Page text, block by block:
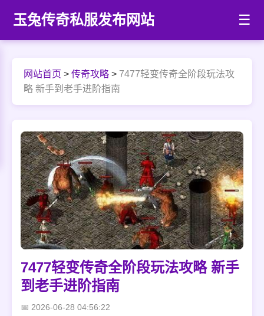
玉兔传奇私服发布网站 ☰
网站首页 > 传奇攻略 > 7477轻变传奇全阶段玩法攻
略 新手到老手进阶指南
7477轻变传奇全阶段玩法攻略 新手
到老手进阶指南
2026-06-28 04:56:22